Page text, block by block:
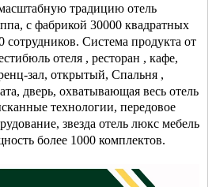
традицию отель
с фабрикой 30000 квадратных
сотрудников. Система продукта от
отеля , ресторан , кафе,
зал, открытый, Спальня ,
дверь, охватывающая весь отель
технологии, передовое
звезда отель люкс мебель
более 1000 комплектов.